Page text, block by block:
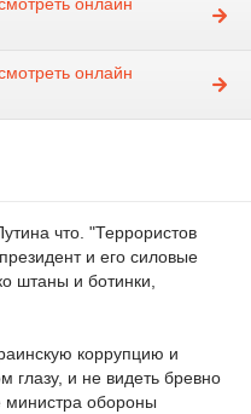
онлайн
что. "Террористов
и его силовые
штаны и ботинки,
коррупцию и
глазу, и не видеть бревно
министра обороны